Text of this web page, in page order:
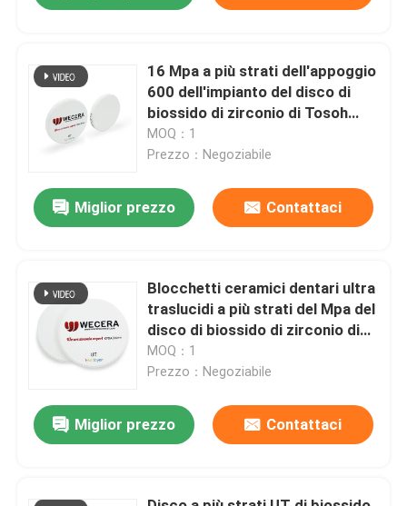
Spettacolo VR
Su di noi
Controllo della qualità
Notizie
Chiedi un preventivo
16 Mpa a più strati dell'appoggio
600 dell'impianto del disco di
biossido di zirconio di Tosoh
delle tonalità per il laboratorio
dentario
MOQ：1
Prezzo：Negoziabile
Miglior prezzo Contattaci
Blocchetti ceramici dentari ultra
traslucidi a più strati del Mpa del
disco di biossido di zirconio di
49% UT 600
MOQ：1
Prezzo：Negoziabile
Miglior prezzo Contattaci